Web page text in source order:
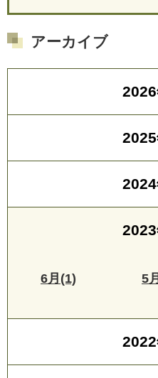
アーカイブ
6月(1) 5